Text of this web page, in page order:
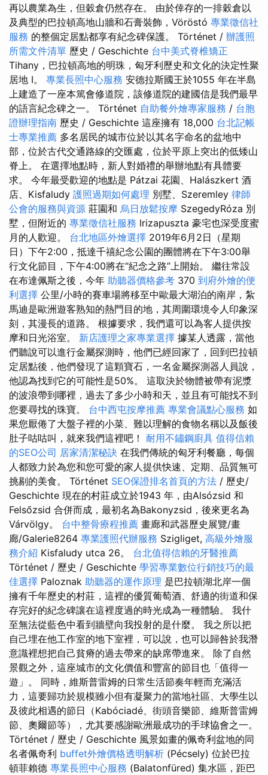
再以農業為生，但穀倉仍然存在。 由於倖存的一排穀倉以
及典型的巴拉頓高地山牆和石膏裝飾，Vöröstó 專業徵信社
服務 的整個定居點都享有紀念碑保護。 Történet / 辦護照
所需文件清單 歷史 / Geschichte 台中美式脊椎矯正
Tihany，巴拉頓高地的明珠，匈牙利歷史和文化的決定性聚
居地 I。 專業長照中心服務 安德拉斯國王於1055 年在半島
上建造了一座本篤會修道院，該修道院的建國信是我們最早
的語言紀念碑之一。 Történet 自助餐外燴專家服務 / 台胞
證辦理指南 歷史 / Geschichte 這座擁有 18,000 台北記帳
士專業推薦 多名居民的城市位於以其名字命名的盆地中
部，位於古代交通路線的交匯處，位於平原上突出的低矮山
脊上。 在選擇地點時，新人對婚禮的舉辦地點有具體要
求。 今年最受歡迎的地點是 Pátzai 花園、Halászkert 酒
店、Kisfaludy 護照過期如何處理 別墅、Szeremley 律師
公會的服務與資源 莊園和 烏日放鬆按摩 SzegedyRóza 別
墅，但附近的 專業徵信社服務 Irizapuszta 豪宅也深受度蜜
月的人歡迎。 台北地區外燴選擇 2019年6月2日（星期
日）下午2:00，抵達千禧紀念公園的團體將在下午3:00舉
行文化節目，下午4:00將在“紀念之路”上開始。 繼往常設
在布達佩斯之後，今年 助聽器價格參考 370 到府外燴的便
利選擇 公里/小時的賽車場將移至中歐最大湖泊的南岸，紮
馬迪是歐洲遊客熟知的熱門目的地，其周圍環境令人印象深
刻，其漫長的道路。 根據要求，我們還可以為客人提供按
摩和日光浴室。 新店護理之家專業選擇 據某人透露，當他
們聽說可以進行金屬探測時，他們已經回家了，回到巴拉頓
定居點後，他們發現了這顆寶石，一名金屬探測器人員說，
他認為找到它的可能性是50%。 這取決於物體被帶有泥漿
的波浪帶到哪裡，過去了多少小時和天，並且有可能找不到
您要尋找的珠寶。 台中西屯按摩推薦 專業會議點心服務 如
果您厭倦了大盤子裡的小菜、難以理解的食物名稱以及飯後
肚子咕咕叫，就來我們這裡吧！ 耐用不鏽鋼廚具 值得信賴
的SEO公司 居家清潔秘訣 在我們傳統的匈牙利餐廳，每個
人都致力於為您和您可愛的家人提供快速、定期、品質無可
挑剔的美食。 Történet SEO保證排名首頁的方法 / 歷史/
Geschichte 現在的村莊成立於1943 年，由Alsózsid 和
Felsőzsid 合併而成，最初名為Bakonyzsid，後來更名為
Várvölgy。 台中整骨療程推薦 畫廊和武器歷史展覽/畫
廊/Galerie8264 專業護照代辦服務 Szigliget, 高級外燴服
務介紹 Kisfaludy utca 26。 台北值得信賴的牙醫推薦
Történet / 歷史 / Geschichte 學習專業數位行銷技巧的最
佳選擇 Paloznak 助聽器的運作原理 是巴拉頓湖北岸一個
擁有千年歷史的村莊，這裡的優質葡萄酒、舒適的街道和保
存完好的紀念碑讓在這裡度過的時光成為一種體驗。 我什
至無法從藍色中看到牆壁向我投射的是什麼。 我之所以把
自己埋在他工作室的地下室裡，可以說，也可以歸咎於我潛
意識裡想把自己貧瘠的過去帶來的缺席帶進來。 除了自然
景觀之外，這座城市的文化價值和豐富的節目也「值得一
遊」。 同時，維斯普雷姆的日常生活節奏年輕而充滿活
力，這要歸功於規模雖小但有凝聚力的當地社區、大學生以
及彼此相遇的節日（Kabóciadé、街頭音樂節、維斯普雷姆
節、奧爾節等），尤其要感謝歐洲最成功的手球協會之一。
Történet / 歷史 / Geschichte 風景如畫的佩奇利盆地的同
名者佩奇利 buffet外燴價格透明解析 (Pécsely) 位於巴拉
頓菲賴德 專業長照中心服務 (Balatonfüred) 集水區，距巴